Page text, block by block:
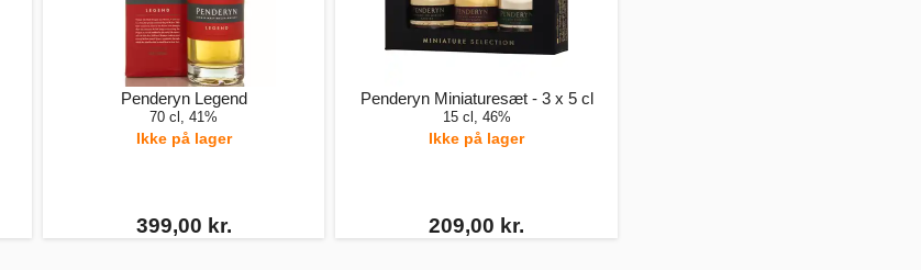
Penderyn Legend
70 cl, 41%
Ikke på lager
399,00 kr.
Penderyn Miniaturesæt - 3 x 5 cl
15 cl, 46%
Ikke på lager
209,00 kr.